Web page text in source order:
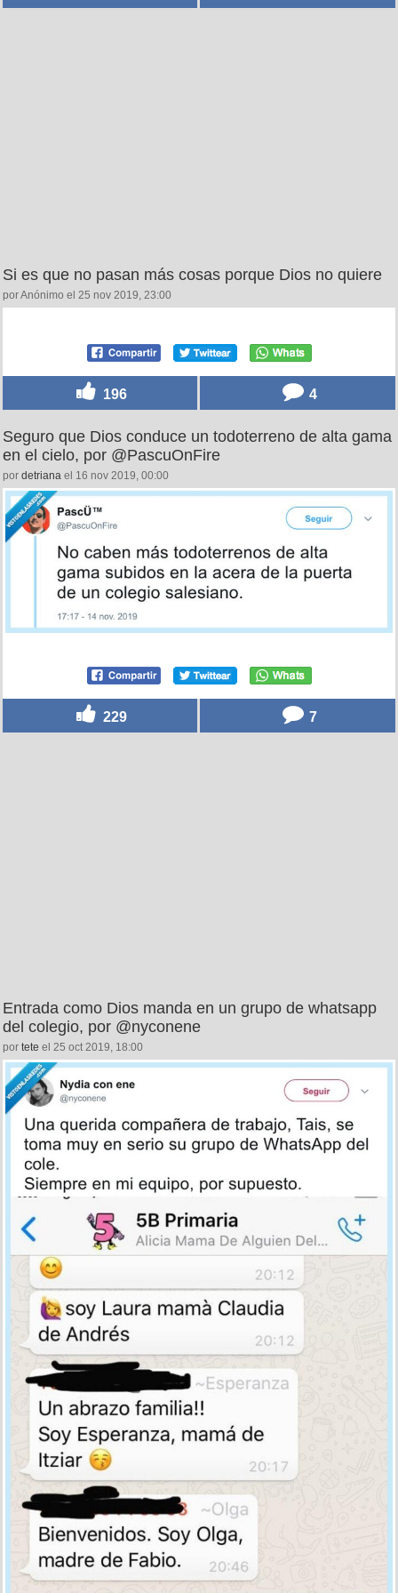
Si es que no pasan más cosas porque Dios no quiere
por Anónimo el 25 nov 2019, 23:00
196 4
Seguro que Dios conduce un todoterreno de alta gama
en el cielo, por @PascuOnFire
por detriana el 16 nov 2019, 00:00
229 7
Entrada como Dios manda en un grupo de whatsapp
del colegio, por @nyconene
por tete el 25 oct 2019, 18:00